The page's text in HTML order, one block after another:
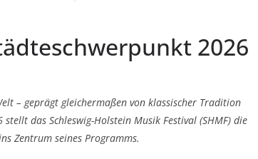
2026
– geprägt gleichermaßen von klassischer Tradition
das Schleswig-Holstein Musik Festival (SHMF) die
Zentrum seines Programms.